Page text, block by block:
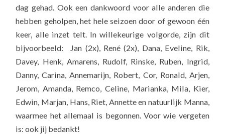
dag gehad. Ook een dankwoord voor alle anderen die
hebben geholpen, het hele seizoen door of gewoon één
keer, alle inzet telt. In willekeurige volgorde, zijn dit
bijvoorbeeld: Jan (2x), René (2x), Dana, Eveline, Rik,
Davey, Henk, Amarens, Rudolf, Rinske, Ruben, Ingrid,
Danny, Carina, Annemarijn, Robert, Cor, Ronald, Arjen,
Jerom, Amanda, Remco, Celine, Marianka, Mila, Kier,
Edwin, Marjan, Hans, Riet, Annette en natuurlijk Manna,
waarmee het allemaal is begonnen. Voor wie vergeten
is: ook jij bedankt!